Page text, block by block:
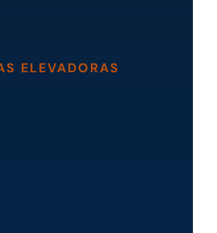
ELEVADORAS